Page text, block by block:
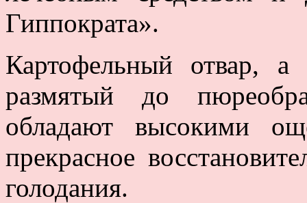
Гиппократа».
Картофельный отвар,
размятый до
обладают высокими
прекрасное
голодания.